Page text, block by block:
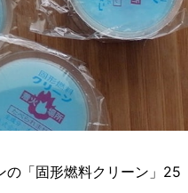
の「固形燃料クリーン」25